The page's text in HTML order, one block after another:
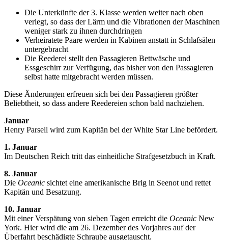
Die Unterkünfte der 3. Klasse werden weiter nach oben
verlegt, so dass der Lärm und die Vibrationen der Maschinen
weniger stark zu ihnen durchdringen
Verheiratete Paare werden in Kabinen anstatt in Schlafsälen
untergebracht
Die Reederei stellt den Passagieren Bettwäsche und
Essgeschirr zur Verfügung, das bisher von den Passagieren
selbst hatte mitgebracht werden müssen.
Diese Änderungen erfreuen sich bei den Passagieren größter
Beliebtheit, so dass andere Reedereien schon bald nachziehen.
Januar
Henry Parsell wird zum Kapitän bei der White Star Line befördert.
1. Januar
Im Deutschen Reich tritt das einheitliche Strafgesetzbuch in Kraft.
8. Januar
Die Oceanic sichtet eine amerikanische Brig in Seenot und rettet
Kapitän und Besatzung.
10. Januar
Mit einer Verspätung von sieben Tagen erreicht die Oceanic New
York. Hier wird die am 26. Dezember des Vorjahres auf der
Überfahrt beschädigte Schraube ausgetauscht.